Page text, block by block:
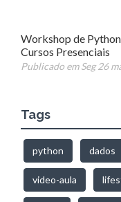
Workshop de
Cursos Presenciais
Publicado em Seg 26
Tags
python dados
video-aula